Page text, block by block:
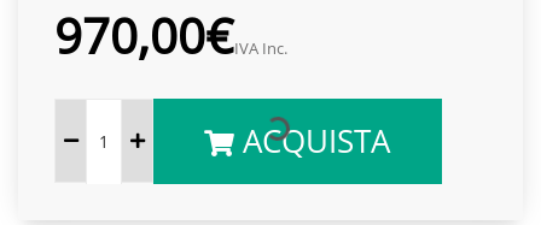
970,00€IVA Inc.
ACQUISTA